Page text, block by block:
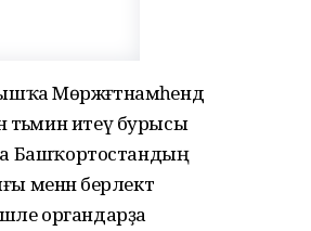
Мөрәжәғәтнамәһендә
итеү бурысы
Башҡортостандың
менән берлектә
органдарҙа